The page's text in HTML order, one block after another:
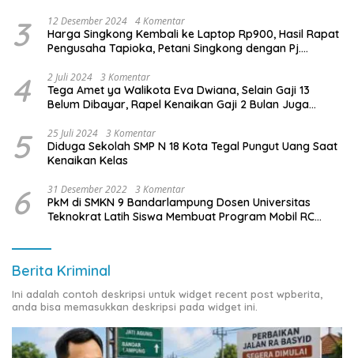
3 12 Desember 2024 4 Komentar
Harga Singkong Kembali ke Laptop Rp900, Hasil Rapat
Pengusaha Tapioka, Petani Singkong dengan Pj.
4 2 Juli 2024 3 Komentar
Tega Amet ya Walikota Eva Dwiana, Selain Gaji 13
Belum Dibayar, Rapel Kenaikan Gaji 2 Bulan Juga
5 25 Juli 2024 3 Komentar
Diduga Sekolah SMP N 18 Kota Tegal Pungut Uang Saat
Kenaikan Kelas
6 31 Desember 2022 3 Komentar
PkM di SMKN 9 Bandarlampung Dosen Universitas
Teknokrat Latih Siswa Membuat Program Mobil RC
Berita Kriminal
Ini adalah contoh deskripsi untuk widget recent post wpberita,
anda bisa memasukkan deskripsi pada widget ini.